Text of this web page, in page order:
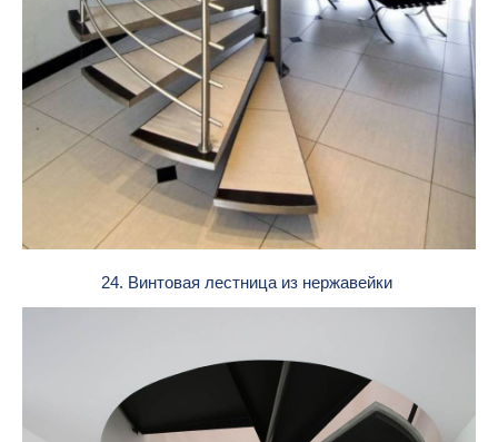
24. Винтовая лестница из нержавейки